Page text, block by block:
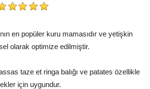
en popüler kuru mamasıdır ve yetişkin
olarak optimize edilmiştir.
taze et ringa balığı ve patates özellikle
için uygundur.